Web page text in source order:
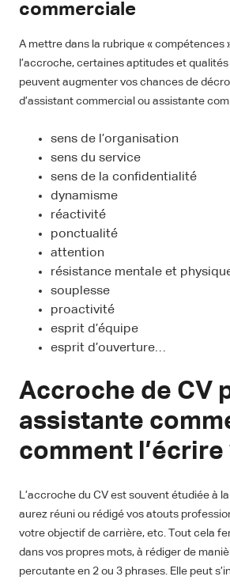
commerciale
A mettre dans la rubrique « compétences
l’accroche, certaines aptitudes et
peuvent augmenter vos chances de
d’assistant commercial ou assistante
sens de l’organisation
sens du service
sens de la confidentialité
dynamisme
réactivité
ponctualité
attention
résistance mentale et
souplesse
proactivité
esprit d’équipe
esprit d’ouverture…
Accroche de CV
assistante
comment l’écrire
L’accroche du CV est souvent étudiée à
aurez réuni ou rédigé vos atouts
votre objectif de carrière, etc. Tout cela
dans vos propres mots, à rédiger de
percutante en 2 ou 3 phrases. Elle peut